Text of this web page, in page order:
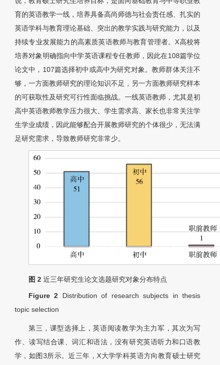
育的英语教学一线，培养具备高尚师德与社会责任感、扎实的
英语学科与教育理论基础、突出的教学实践与研究能力，以及
持续专业发展能力的高素质英语教师与教育管理者。X高校将
培养对象明确指向中学英语课程专任教师，因此在108篇学位
论文中，107篇选择初中或高中为研究对象。教师群体关注不
够，一方面教师研究的理论知识不足，另一方面教师研究样本
的可获取性及研究可行性面临挑战。一线英语教师，尤其是初
高中英语教师教学压力很大、学生需求高、家长也非常关注学
生学业成绩，因此能够配合开展教师研究的个体很少，无法满
足研究需求，导致教师研究非常少。
图 2 近三年研究生论文选题研究对象分布特点
Figure 2 Distribution of research subjects in thesis
topic selection
第三，课型选择上，英语阅读教学为主力军，其次为写
作、读写结合课、词汇和语法，没有研究英语听力和口语教
学，如图3所示。近三年，X大学学科英语方向教育硕士研究